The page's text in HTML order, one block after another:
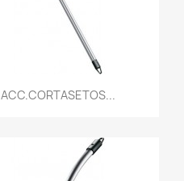
Vista rápida
ACC.CORTASETOS...